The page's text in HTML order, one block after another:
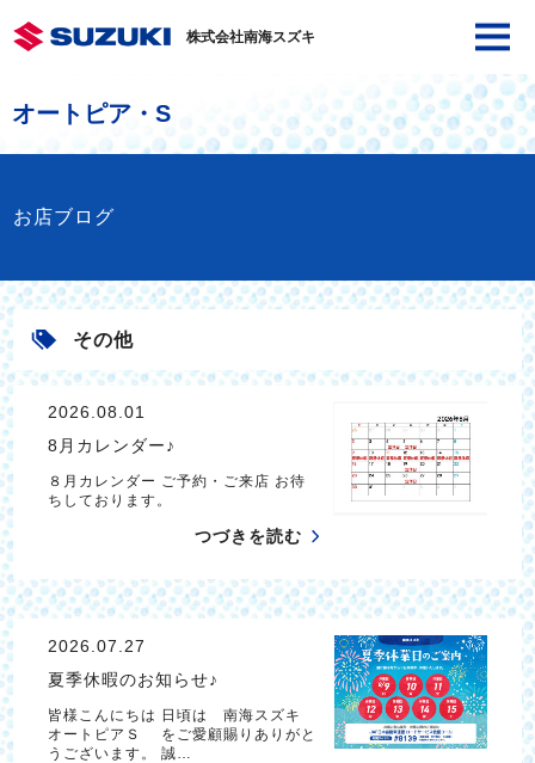
株式会社南海スズキ
オートピア・S
お店ブログ
その他
2026.08.01
8月カレンダー♪
８月カレンダー ご予約・ご来店 お待
ちしております。
つづきを読む
2026.07.27
夏季休暇のお知らせ♪
皆様こんにちは 日頃は 南海スズキ
オートピアＳ をご愛顧賜りありがと
うございます。 誠…